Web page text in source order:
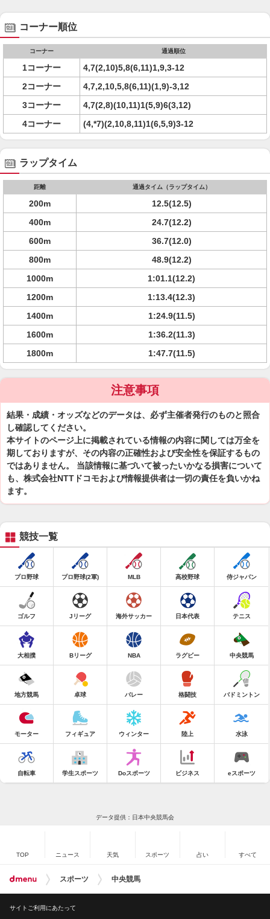
コーナー順位
コーナー 通過順位
1コーナー
4,7(2,10)5,8(6,11)1,9,3-12
2コーナー
4,7,2,10,5,8(6,11)(1,9)-3,12
3コーナー
4,7(2,8)(10,11)1(5,9)6(3,12)
4コーナー
(4,*7)(2,10,8,11)1(6,5,9)3-12
ラップタイム
距離 通過タイム（ラップタイム）
200m
12.5(12.5)
400m
24.7(12.2)
600m
36.7(12.0)
800m
48.9(12.2)
1000m
1:01.1(12.2)
1200m
1:13.4(12.3)
1400m
1:24.9(11.5)
1600m
1:36.2(11.3)
1800m
1:47.7(11.5)
注意事項
結果・成績・オッズなどのデータは、必ず主催者発行のものと照合
し確認してください。
本サイトのページ上に掲載されている情報の内容に関しては万全を
期しておりますが、その内容の正確性および安全性を保証するもの
ではありません。 当該情報に基づいて被ったいかなる損害について
も、株式会社NTTドコモおよび情報提供者は一切の責任を負いかね
ます。
競技一覧
プロ野球 プロ野球(2軍) MLB 高校野球 侍ジャパン
ゴルフ Jリーグ 海外サッカー 日本代表 テニス
大相撲 Bリーグ NBA ラグビー 中央競馬
地方競馬 卓球 バレー 格闘技 バドミントン
モーター フィギュア ウィンター 陸上 水泳
自転車 学生スポーツ Doスポーツ ビジネス eスポーツ
データ提供：日本中央競馬会
TOP ニュース 天気 スポーツ 占い すべて
スポーツ 中央競馬
サイトご利用にあたって